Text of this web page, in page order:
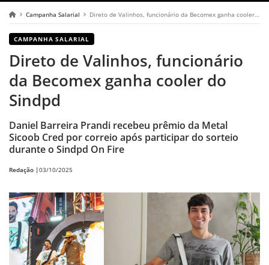
Campanha Salarial Direto de Valinhos, funcionário da Becomex ganha cooler do Sindpd
CAMPANHA SALARIAL
Direto de Valinhos, funcionário
da Becomex ganha cooler do
Sindpd
Daniel Barreira Prandi recebeu prêmio da Metal
Sicoob Cred por correio após participar do sorteio
durante o Sindpd On Fire
Redação |03/10/2025